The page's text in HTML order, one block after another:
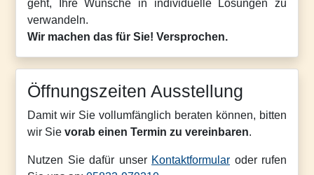
geht, Ihre Wünsche in individuelle Lösungen zu
verwandeln.
Wir machen das für Sie! Versprochen.
Öffnungszeiten Ausstellung
Damit wir Sie vollumfänglich beraten können, bitten
wir Sie vorab einen Termin zu vereinbaren.
Nutzen Sie dafür unser Kontaktformular oder rufen